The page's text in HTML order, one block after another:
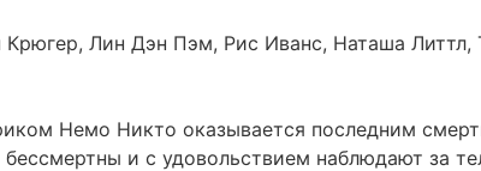
Лин Дэн Пэм, Рис Иванс, Наташа Литтл,
Немо Никто оказывается последним
и с удовольствием наблюдают за